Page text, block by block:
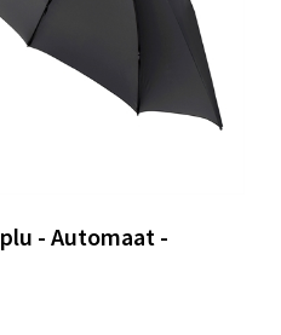
- Automaat -